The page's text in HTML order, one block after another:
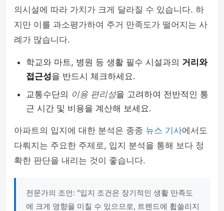
의시설에 따라 가치가 크게 달라질 수 있습니다. 하
지만 이를 과소평가하여 주거 만족도가 떨어지는 사
례가 많습니다.
학교와 마트, 병원 등 생활 필수 시설과의 거리와
접근성을 반드시 체크하세요.
교통수단의 이용 편리성을 고려하여 전반적인 통
근 시간 및 비용을 계산해 보세요.
아파트의 입지에 대한 분석은 종종 뉴스 기사에서도
다뤄지는 주요한 주제로, 입지 분석을 통해 보다 정
확한 판단을 내리는 것이 좋습니다.
전문가의 조언: "입지 조건은 장기적인 생활 만족도
에 크게 영향을 미칠 수 있으므로, 트렌드에 휩쓸리지